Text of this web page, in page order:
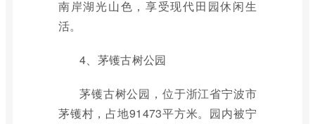
南岸湖光山色，享受现代田园休闲生
活。
4、茅镬古树公园
茅镬古树公园，位于浙江省宁波市
茅镬村，占地91473平方米。园内被宁